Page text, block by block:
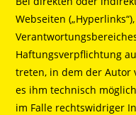
Webseiten
Haftungsverpflichtung
treten, in dem der Autor
es ihm technisch
im Falle rechtswidriger